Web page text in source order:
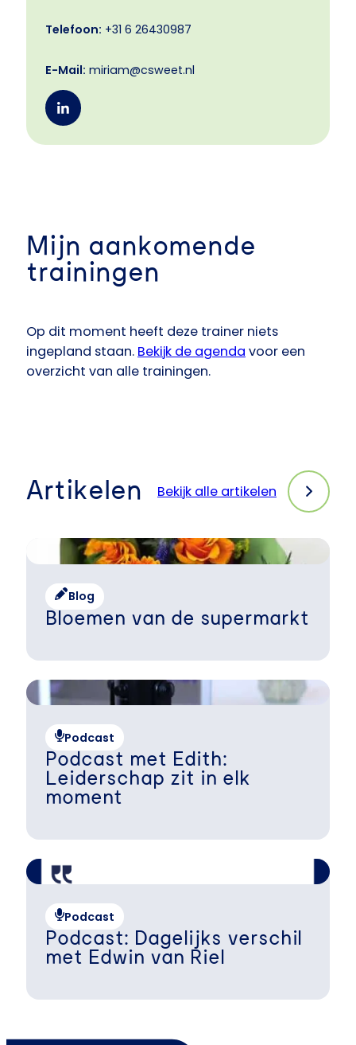
Telefoon: +31 6 26430987
E-Mail: miriam@csweet.nl
Mijn aankomende
trainingen
Op dit moment heeft deze trainer niets
ingepland staan. Bekijk de agenda voor een
overzicht van alle trainingen.
Artikelen Bekijk alle artikelen
Blog
Bloemen van de supermarkt
Podcast
Podcast met Edith:
Leiderschap zit in elk
moment
Podcast
Podcast: Dagelijks verschil
met Edwin van Riel